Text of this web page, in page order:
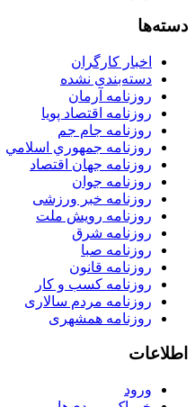
دسته‌ها
اخبار کارگران
دسته‌بندی نشده
روزنامه آرمان
روزنامه اقتصاد پویا
روزنامه جام جم
روزنامه جمهوري اسلامي
روزنامه جهان اقتصاد
روزنامه جوان
روزنامه خبر ورزشى
روزنامه رویش ملت
روزنامه شرق
روزنامه صبا
روزنامه قانون
روزنامه كسب و كار
روزنامه مردم سالاری
روزنامه همشهری
اطلاعات
ورود